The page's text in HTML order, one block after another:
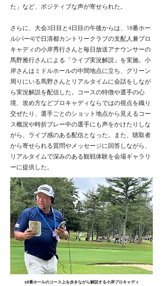
た」など、ポジティブな声が寄せられた。
さらに、大会3日目と4日目の午後からは、18番ホー
ル(パー4)で日清都カントリークラブの支配人兼プロ
キャディの小岸秀行さんと毎日放送アナウンサーの
馬野雅行さんによる「ライブ実況解説」を実施。小
岸さんはミドルホールの中間地点に立ち、グリーン
周りにいる馬野さんとリアルタイムに会話をしなが
ら実況解説を配信した。コースの特徴や選手の心
境、攻め方などプロキャディならではの視点を織り
交ぜたり、選手ごとのショット地点から見えるコー
ス概況や時折プレー中の選手にも声をかけたりしな
がら、ライブ感のある配信となった。また、聴取者
から寄せられる質問やメッセージに回答しながら、
リアルタイムで深みのある観戦体験を会場ギャラリ
ーに提供した。
18番ホールのコース上を歩きながら解説する小岸プロキャディ